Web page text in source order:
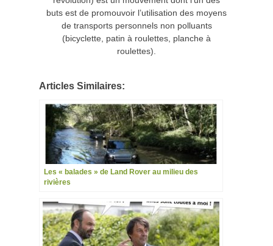
buts est de promouvoir l’utilisation des moyens
de transports personnels non polluants
(bicyclette, patin à roulettes, planche à
roulettes).
Articles Similaires:
Les « balades » de Land Rover au milieu des
rivières